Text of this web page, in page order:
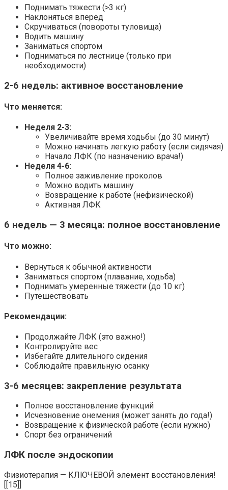
Поднимать тяжести (>3 кг)
Наклоняться вперед
Скручиваться (повороты туловища)
Водить машину
Заниматься спортом
Подниматься по лестнице (только при
необходимости)
2-6 недель: активное восстановление
Что меняется:
Неделя 2-3:
Увеличивайте время ходьбы (до 30 минут)
Можно начинать легкую работу (если сидячая)
Начало ЛФК (по назначению врача!)
Неделя 4-6:
Полное заживление проколов
Можно водить машину
Возвращение к работе (нефизической)
Активная ЛФК
6 недель — 3 месяца: полное восстановление
Что можно:
Вернуться к обычной активности
Заниматься спортом (плавание, ходьба)
Поднимать умеренные тяжести (до 10 кг)
Путешествовать
Рекомендации:
Продолжайте ЛФК (это важно!)
Контролируйте вес
Избегайте длительного сидения
Соблюдайте правильную осанку
3-6 месяцев: закрепление результата
Полное восстановление функций
Исчезновение онемения (может занять до года!)
Возвращение к физической работе (если нужно)
Спорт без ограничений
ЛФК после эндоскопии
Физиотерапия — КЛЮЧЕВОЙ элемент восстановления!
[[15]]